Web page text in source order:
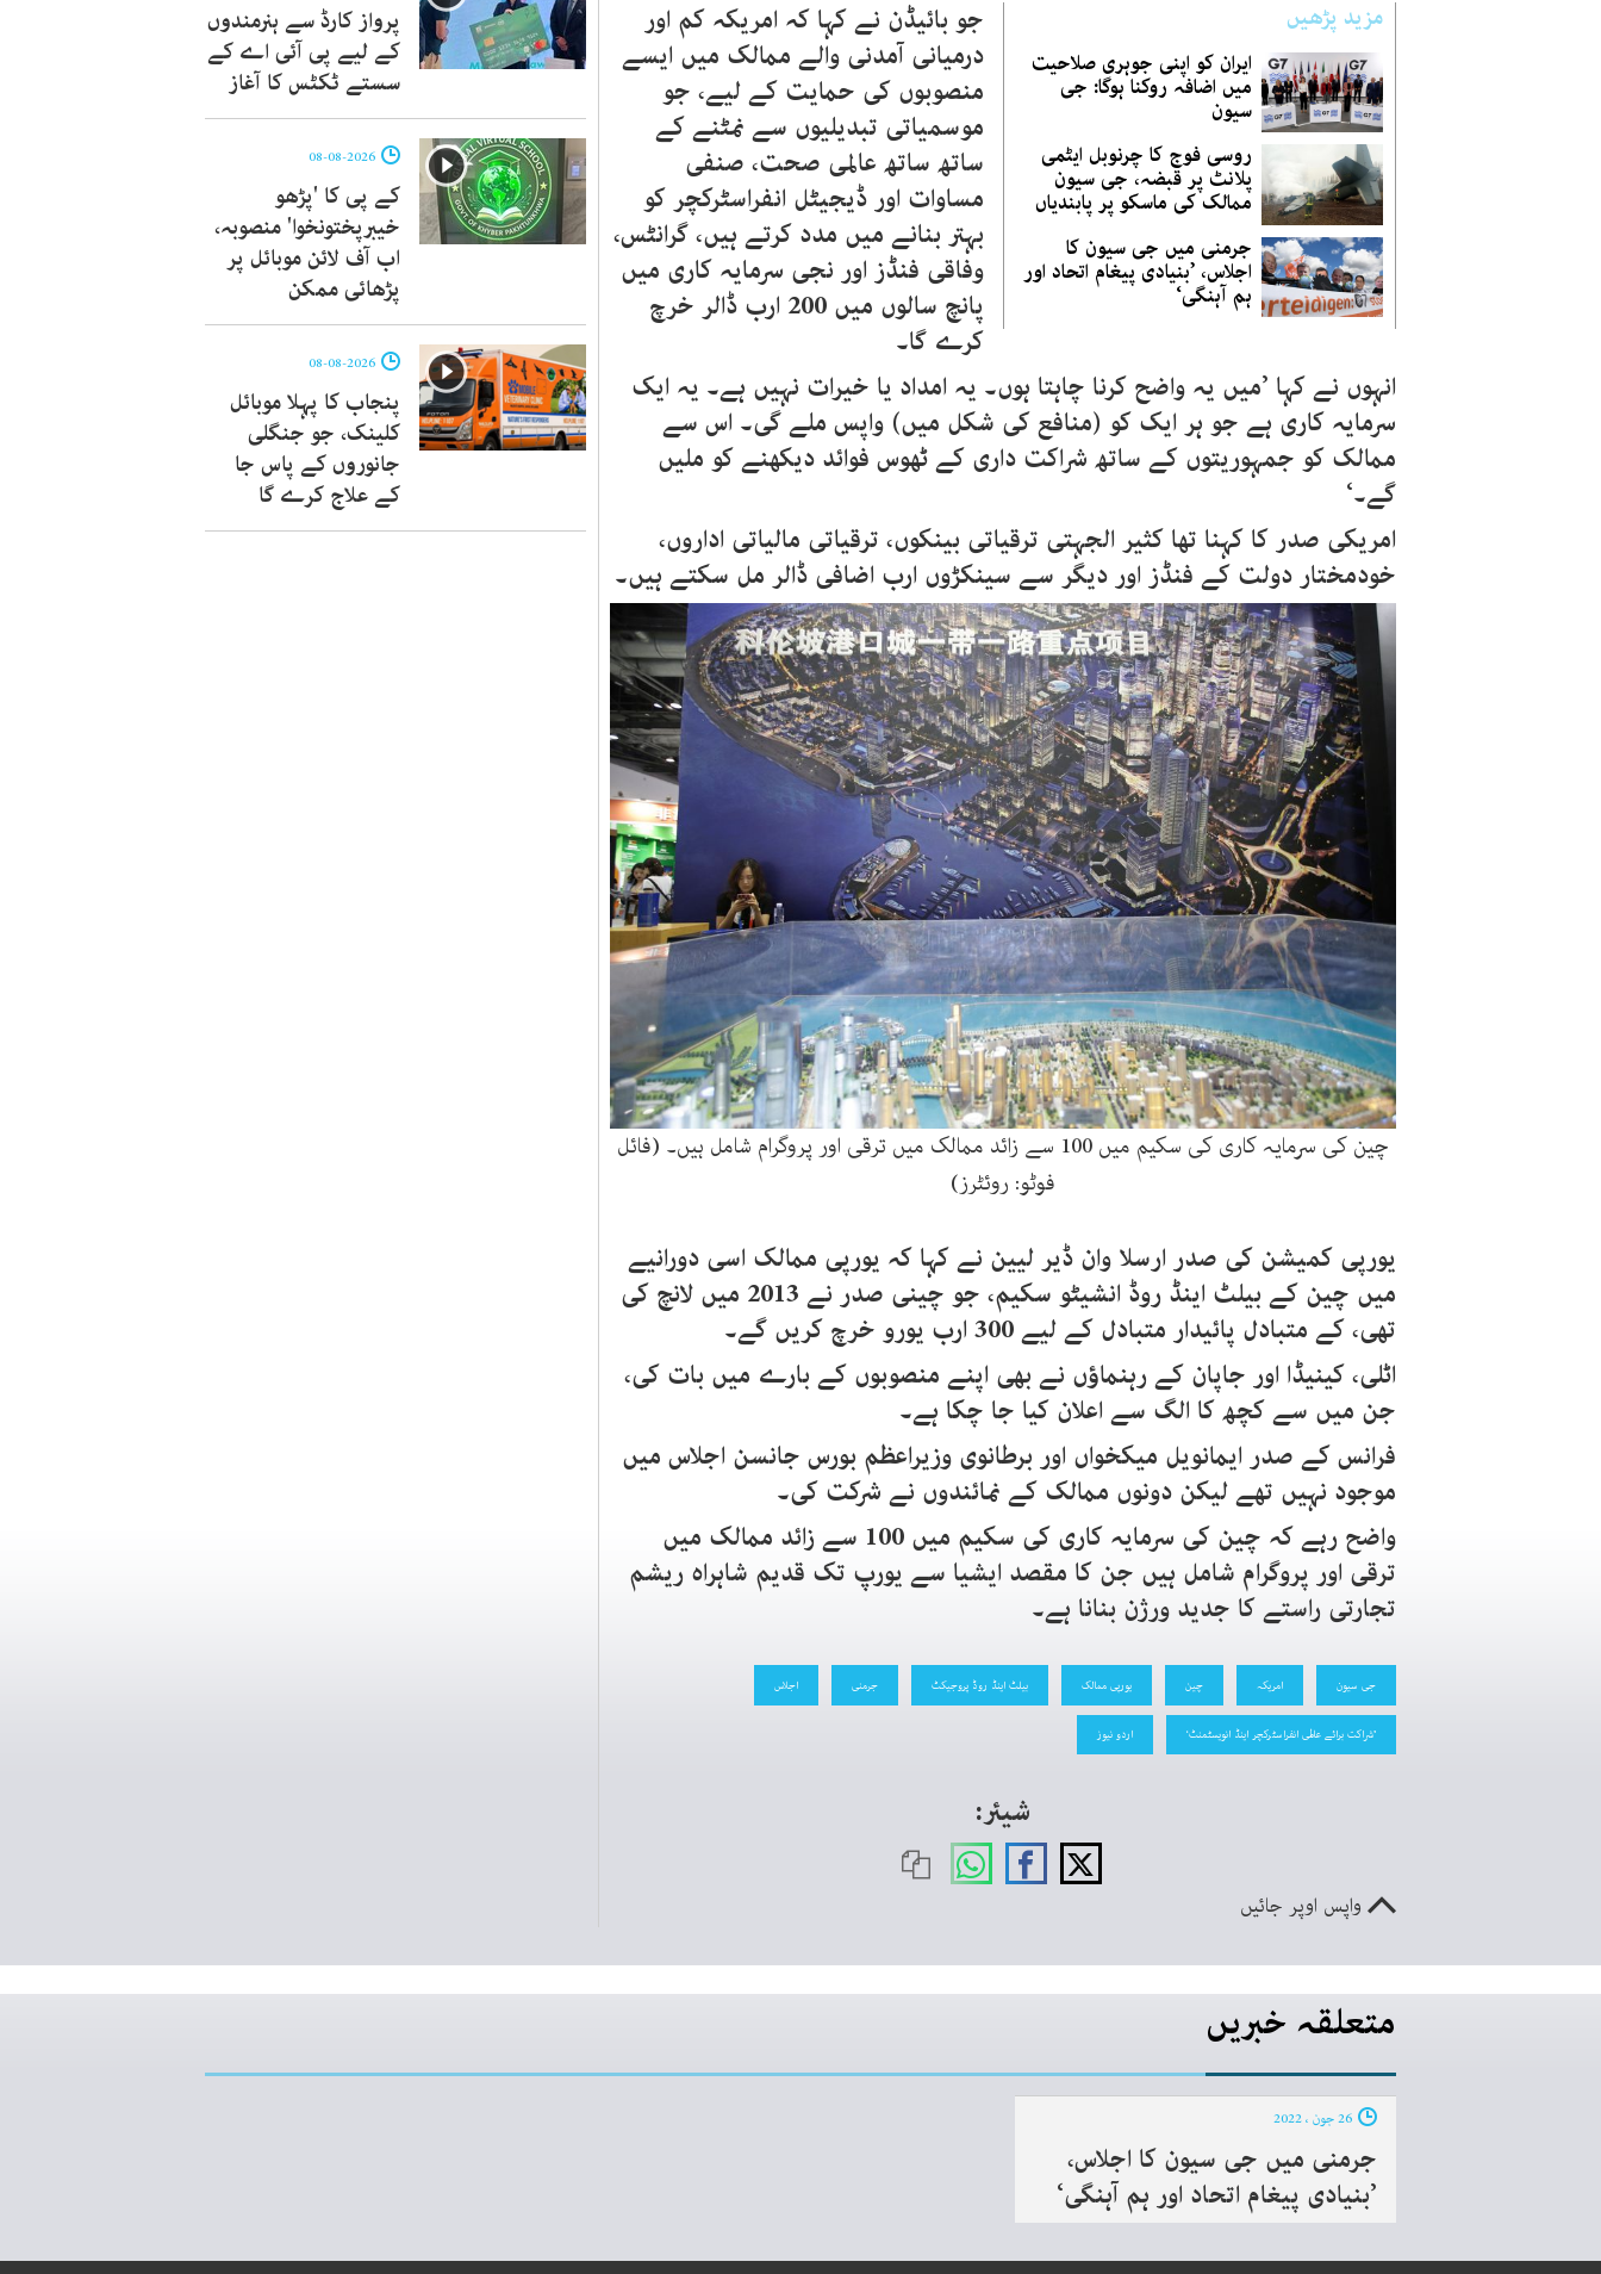
مزید پڑھیں
ایران کو اپنی جوہری صلاحیت
میں اضافہ روکنا ہوگا: جی
سیون
روسی فوج کا چرنوبل ایٹمی
پلانٹ پر قبضہ، جی سیون
ممالک کی ماسکو پر پابندیاں
جرمنی میں جی سیون کا
اجلاس، ’بنیادی پیغام اتحاد اور
ہم آہنگی‘
جو بائیڈن نے کہا کہ امریکہ کم اور
درمیانی آمدنی والے ممالک میں ایسے
منصوبوں کی حمایت کے لیے، جو
موسمیاتی تبدیلیوں سے نمٹنے کے
ساتھ ساتھ عالمی صحت، صنفی
مساوات اور ڈیجیٹل انفراسٹرکچر کو
بہتر بنانے میں مدد کرتے ہیں، گرانٹس،
وفاقی فنڈز اور نجی سرمایہ کاری میں
پانچ سالوں میں 200 ارب ڈالر خرچ
کرے گا۔
انہوں نے کہا ’میں یہ واضح کرنا چاہتا ہوں۔ یہ امداد یا خیرات نہیں ہے۔ یہ ایک
سرمایہ کاری ہے جو ہر ایک کو (منافع کی شکل میں) واپس ملے گی۔ اس سے
ممالک کو جمہوریتوں کے ساتھ شراکت داری کے ٹھوس فوائد دیکھنے کو ملیں
گے۔‘
امریکی صدر کا کہنا تھا کثیر الجہتی ترقیاتی بینکوں، ترقیاتی مالیاتی اداروں،
خودمختار دولت کے فنڈز اور دیگر سے سینکڑوں ارب اضافی ڈالر مل سکتے ہیں۔
چین کی سرمایہ کاری کی سکیم میں 100 سے زائد ممالک میں ترقی اور پروگرام شامل ہیں۔ (فائل
فوٹو: روئٹرز)
یورپی کمیشن کی صدر ارسلا وان ڈیر لیین نے کہا کہ یورپی ممالک اسی دورانیے
میں چین کے بیلٹ اینڈ روڈ انشیٹو سکیم، جو چینی صدر نے 2013 میں لانچ کی
تھی، کے متبادل پائیدار متبادل کے لیے 300 ارب یورو خرچ کریں گے۔
اٹلی، کینیڈا اور جاپان کے رہنماؤں نے بھی اپنے منصوبوں کے بارے میں بات کی،
جن میں سے کچھ کا الگ سے اعلان کیا جا چکا ہے۔
فرانس کے صدر ایمانویل میکخواں اور برطانوی وزیراعظم بورس جانسن اجلاس میں
موجود نہیں تھے لیکن دونوں ممالک کے نمائندوں نے شرکت کی۔
واضح رہے کہ چین کی سرمایہ کاری کی سکیم میں 100 سے زائد ممالک میں
ترقی اور پروگرام شامل ہیں جن کا مقصد ایشیا سے یورپ تک قدیم شاہراہ ریشم
تجارتی راستے کا جدید ورژن بنانا ہے۔
جی سیون امریکہ چین یورپی ممالک بیلٹ اینڈ روڈ پروجیکٹ جرمنی اجلاس
’شراکت برائے عالمی انفراسٹرکچر اینڈ انویسٹمنٹ‘ اردو نیوز
شیئر:
واپس اوپر جائیں
پرواز کارڈ سے ہنرمندوں
کے لیے پی آئی اے کے
سستے ٹکٹس کا آغاز
کے پی کا 'پڑھو
خیبرپختونخوا' منصوبہ،
اب آف لائن موبائل پر
پڑھائی ممکن
پنجاب کا پہلا موبائل
کلینک، جو جنگلی
جانوروں کے پاس جا
کے علاج کرے گا
متعلقہ خبریں
جرمنی میں جی سیون کا اجلاس،
’بنیادی پیغام اتحاد اور ہم آہنگی‘